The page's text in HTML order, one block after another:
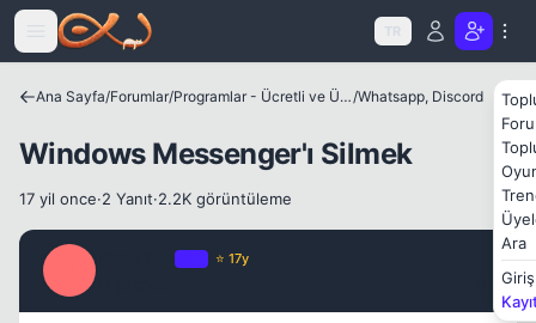
Icerige atla
TR
Ara
Giriş
Ana Sayfa/Forumlar/ Programlar - Ücretli ve Ücretsiz Yazılımlar/Whatsapp, Discord
Windows Messenger'ı Silmek
17 yil once·2 Yanıt·2.2K görüntüleme
⭐ 17y
Kapat